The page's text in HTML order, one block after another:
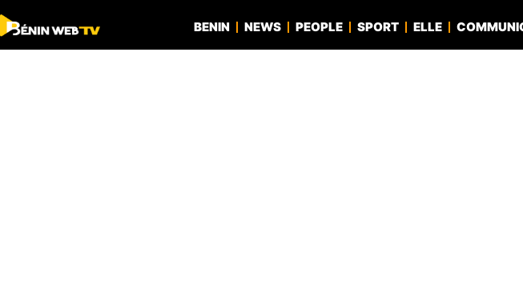
BENIN NEWS PEOPLE SPORT ELLE